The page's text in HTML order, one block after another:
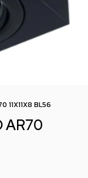
11X11X8 BL56
AR70